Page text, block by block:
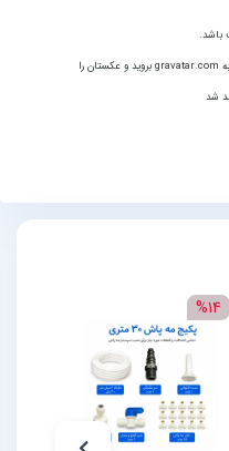
باشد.
gravatar.com بروید و عکستان را
شد
%14